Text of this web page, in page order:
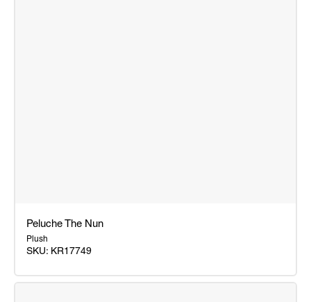
Peluche
Peluche The Nun
Plush
SKU: KR17749